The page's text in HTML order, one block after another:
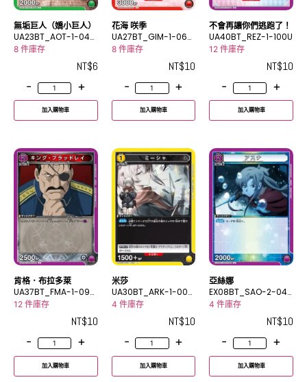
無垢巨人（嬌小巨人）
UA23BT_AOT-1-040
C
8 件庫存
NT$6
-
+
加入購物車
花海 咲季
UA27BT_GIM-1-065
U
8 件庫存
NT$10
-
+
加入購物車
不會再讓你們逃跑了！
UA40BT_REZ-1-100U
12 件庫存
NT$10
-
+
加入購物車
肯格．布拉多萊
UA37BT_FMA-1-092
U
12 件庫存
NT$10
-
+
加入購物車
米莎
UA30BT_ARK-1-002
U
4 件庫存
NT$10
-
+
加入購物車
亞絲娜
EX08BT_SAO-2-041
U
4 件庫存
NT$10
-
+
加入購物車